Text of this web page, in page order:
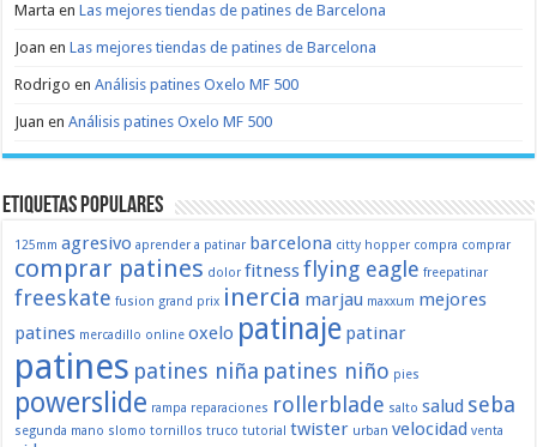
Marta enLas mejores tiendas de patines de Barcelona
Joan enLas mejores tiendas de patines de Barcelona
Rodrigo enAnálisis patines Oxelo MF 500
Juan enAnálisis patines Oxelo MF 500
Etiquetas populares
125mm agresivo aprender a patinar barcelona citty hopper compra comprar
comprar patines dolor fitnessflying eagle freepatinar
freeskate fusion grand prix inercia marjau maxxum mejores
patines mercadillo online oxelo patinaje patinar
patines patines niña patines niño pies
powerslide rampa reparaciones rollerblade salto salud seba
segunda mano slomo tornillos truco tutorial twister urban velocidad venta